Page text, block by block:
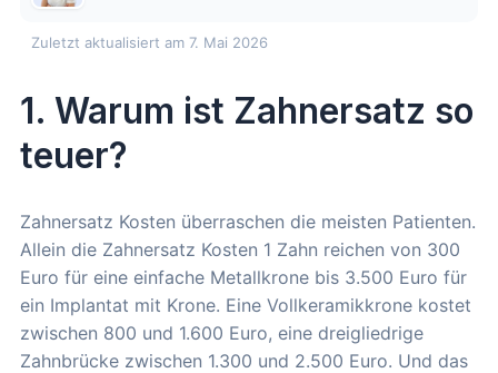
Zuletzt aktualisiert am 7. Mai 2026
1. Warum ist Zahnersatz so
teuer?
Zahnersatz Kosten überraschen die meisten Patienten.
Allein die Zahnersatz Kosten 1 Zahn reichen von 300
Euro für eine einfache Metallkrone bis 3.500 Euro für
ein Implantat mit Krone. Eine Vollkeramikkrone kostet
zwischen 800 und 1.600 Euro, eine dreigliedrige
Zahnbrücke zwischen 1.300 und 2.500 Euro. Und das